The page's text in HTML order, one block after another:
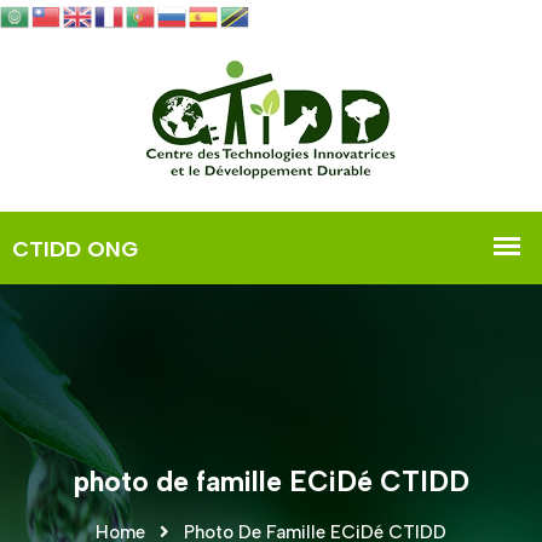
photo de famille ECiDé CTIDD
Home Photo De Famille ECiDé CTIDD